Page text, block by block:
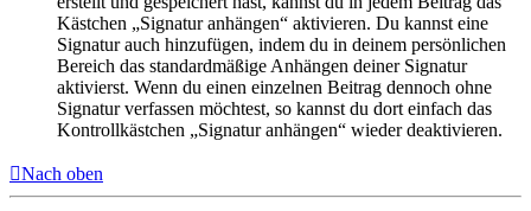
Kästchen „Signatur anhängen“ aktivieren. Du kannst eine
Signatur auch hinzufügen, indem du in deinem persönlichen
Bereich das standardmäßige Anhängen deiner Signatur
aktivierst. Wenn du einen einzelnen Beitrag dennoch ohne
Signatur verfassen möchtest, so kannst du dort einfach das
Kontrollkästchen „Signatur anhängen“ wieder deaktivieren.
Nach oben